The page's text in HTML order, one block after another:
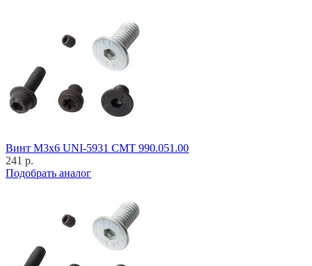
Винт M3x6 UNI-5931 CMT 990.051.00
241 р.
Подобрать аналог